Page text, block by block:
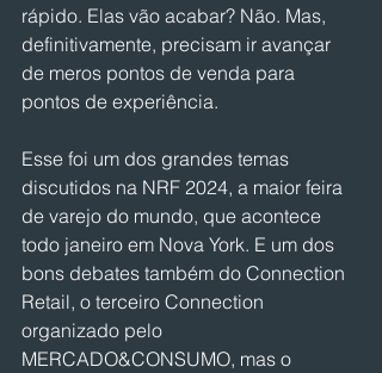
rápido. Elas vão acabar? Não. Mas,
definitivamente, precisam ir avançar
de meros pontos de venda para
pontos de experiência.
Esse foi um dos grandes temas
discutidos na NRF 2024, a maior feira
de varejo do mundo, que acontece
todo janeiro em Nova York. E um dos
bons debates também do Connection
Retail, o terceiro Connection
organizado pelo
MERCADO&CONSUMO, mas o